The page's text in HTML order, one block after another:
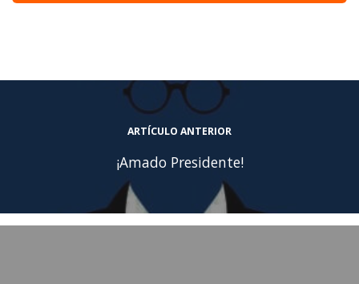
ARTÍCULO ANTERIOR
¡Amado Presidente!